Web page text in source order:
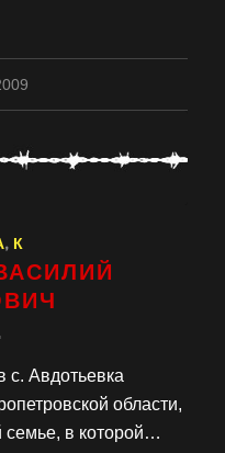
, К
с. Авдотьевка
области,
семье, в которой…